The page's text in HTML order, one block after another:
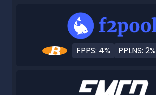
FPPS: 4% PPLNS: 2%